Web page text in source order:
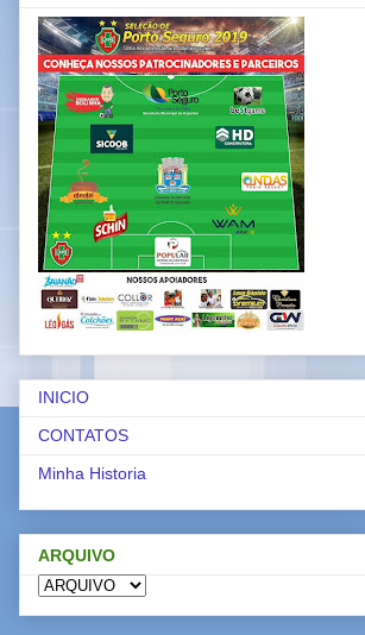
INICIO
CONTATOS
Minha Historia
ARQUIVO